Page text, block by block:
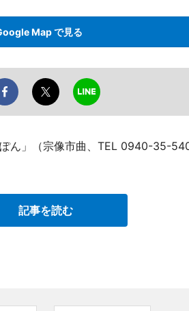
Map で見る
ん」（宗像市曲、TEL 0940-35-
記事を読む